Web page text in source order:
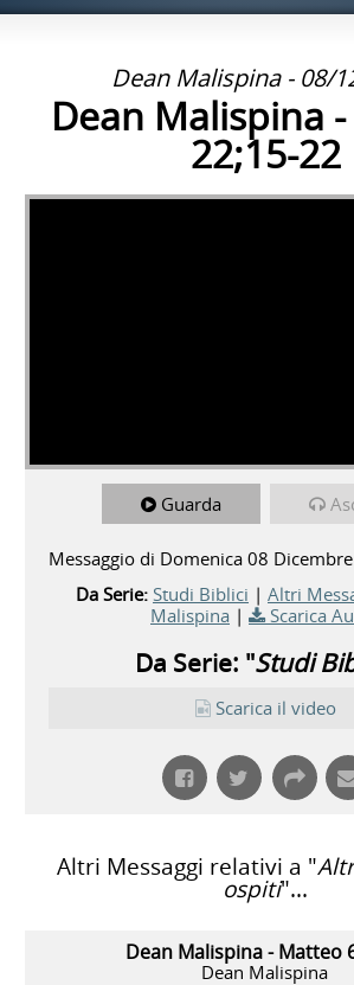
Dean Malispina - 08/
Dean Malispina
22;15-22
Guarda
Messaggio di Domenica 08 Dicembre
Da Serie: Studi Biblici | Altri
Malispina | Scarica
Da Serie: "Studi
Scarica il video
Altri Messaggi relativi a "
ospiti"...
Dean Malispina - Matteo
Dean Malispina